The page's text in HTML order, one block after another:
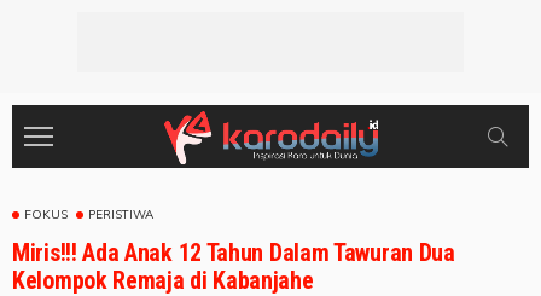
FOKUS PERISTIWA
Miris!!! Ada Anak 12 Tahun Dalam Tawuran Dua
Kelompok Remaja di Kabanjahe